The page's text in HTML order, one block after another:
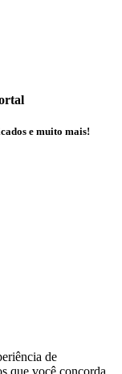
e muito mais!
de